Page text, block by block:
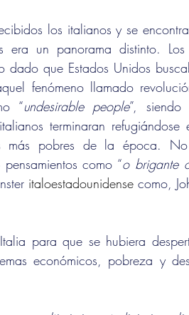
los italianos y se
era un panorama distinto. Los
dado que Estados Unidos
fenómeno llamado
“undesirable people”, siendo
terminaran
más pobres de la época.
como “o brigante
italoestadounidense como,
para que se hubiera